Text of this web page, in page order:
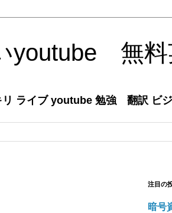
youtube 無料
ライブ youtube 勉強 翻訳 ビ
注目の
暗号